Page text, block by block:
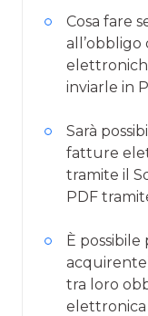
Cosa fare
inviarle in
Sarà
fatture
tramite il
PDF
È
tra loro
elettronica